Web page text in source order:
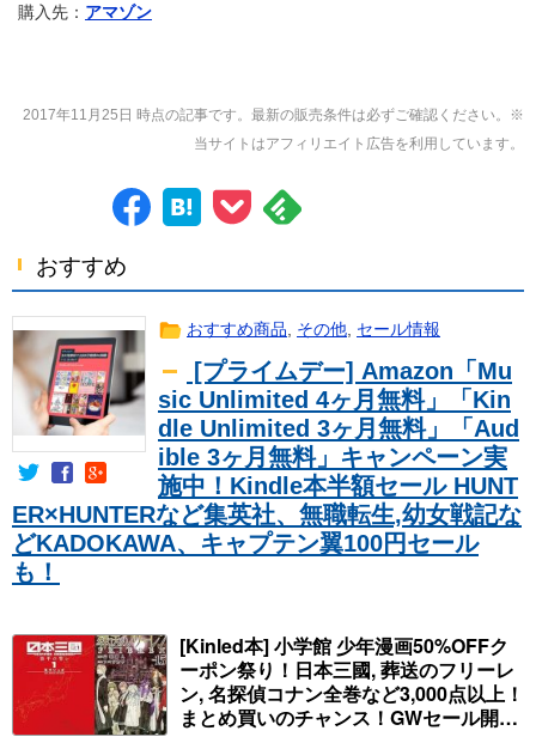
購入先： アマゾン
2017年11月25日 時点の記事です。最新の販売条件は必ずご確認ください。※
当サイトはアフィリエイト広告を利用しています。
おすすめ
おすすめ商品 その他 セール情報
[プライムデー] Amazon「Mu
sic Unlimited 4ヶ月無料」「Kin
dle Unlimited 3ヶ月無料」「Aud
ible 3ヶ月無料」キャンペーン実
施中！Kindle本半額セール HUNT
ER×HUNTERなど集英社、無職転生,幼女戦記な
どKADOKAWA、キャプテン翼100円セール
も！
[Kinled本] 小学館 少年漫画50%OFFク
ーポン祭り！日本三國, 葬送のフリーレ
ン, 名探偵コナン全巻など3,000点以上！
まとめ買いのチャンス！GWセール開